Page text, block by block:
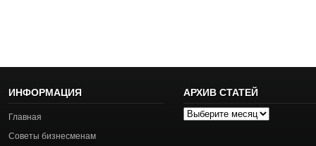
ИНФОРМАЦИЯ
Главная
Советы бизнесменам
АРХИВ СТАТЕЙ
Архив